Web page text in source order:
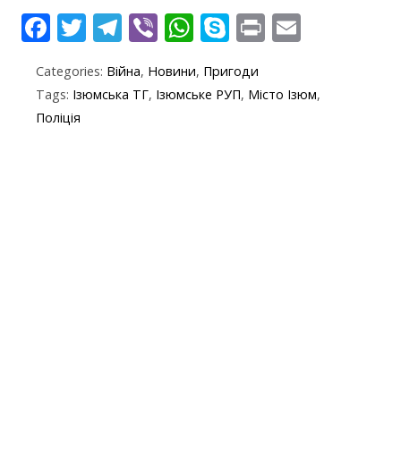
F
e
b
T
itt
T
el
e
gr
Vi
er
W
at
S
y
p
Pr
t ai
Categories: Війна, Новини, Пригоди
Tags: Ізюмська ТГ, Ізюмське РУП, Місто Ізюм,
Поліція